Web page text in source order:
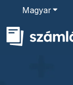
Magyar